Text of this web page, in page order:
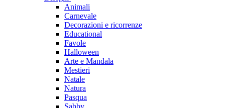
Animali
Carnevale
Decorazioni e ricorrenze
Educational
Favole
Halloween
Arte e Mandala
Mestieri
Natale
Natura
Pasqua
Sabby